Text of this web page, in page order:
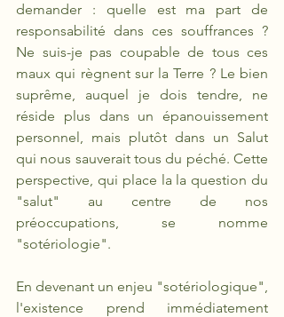
demander : quelle est ma part de
responsabilité dans ces souffrances ?
Ne suis-je pas coupable de tous ces
maux qui règnent sur la Terre ? Le bien
suprême, auquel je dois tendre, ne
réside plus dans un épanouissement
personnel, mais plutôt dans un Salut
qui nous sauverait tous du péché. Cette
perspective, qui place la la question du
"salut" au centre de nos
préoccupations, se nomme
"sotériologie".
En devenant un enjeu "sotériologique",
l'existence prend immédiatement